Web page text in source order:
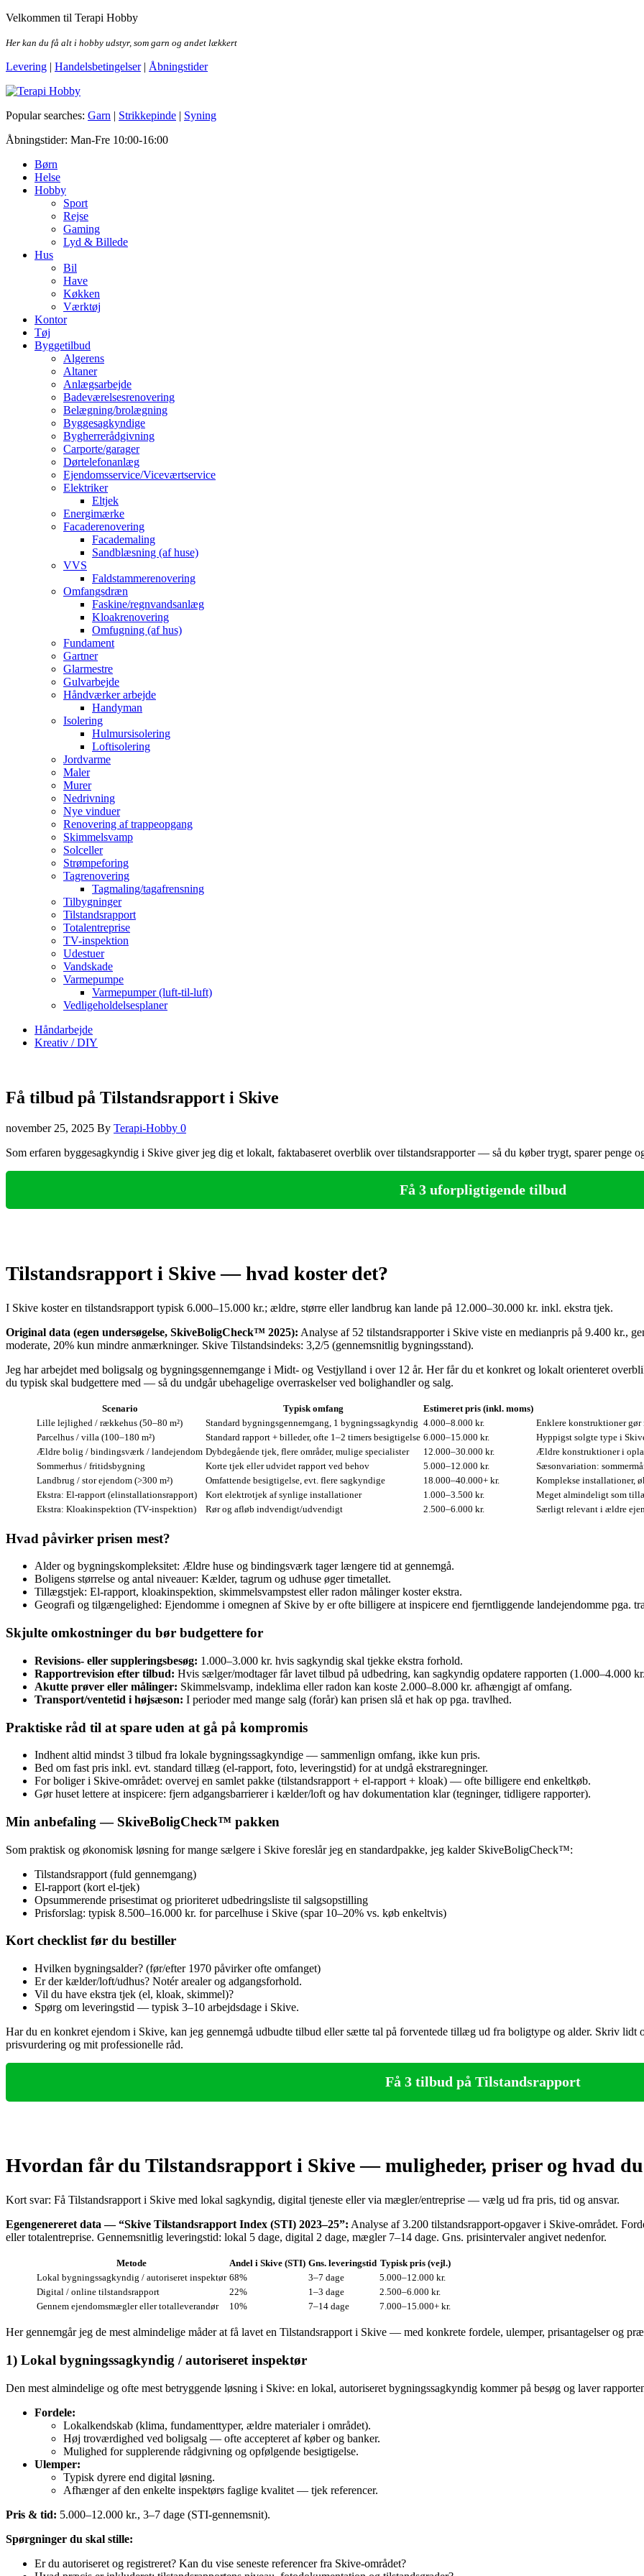
Skip
the
Velkommen til Terapi Hobby
Her kan du få alt i hobby udstyr, som garn og andet lækkert
Levering | Handelsbetingelser| Åbningstider
Terapi Hobby
Popular searches: Garn | Strikkepinde | Syning
Åbningstider: Man-Fre 10:00-16:00
Børn
Helse
Hobby
Sport
Rejse
Gaming
Lyd & Billede
Hus
Bil
Have
Køkken
Værktøj
Kontor
Tøj
Byggetilbud
Algerens
Altaner
Anlægsarbejde
Badeværelsesrenovering
Belægning/brolægning
Byggesagkyndige
Bygherrerådgivning
Carporte/garager
Dørtelefonanlæg
Ejendomsservice/Viceværtservice
Elektriker
Eltjek
Energimærke
Facaderenovering
Facademaling
Sandblæsning (af huse)
VVS
Faldstammerenovering
Omfangsdræn
Faskine/regnvandsanlæg
Kloakrenovering
Omfugning (af hus)
Fundament
Gartner
Glarmestre
Gulvarbejde
Håndværker arbejde
Handyman
Isolering
Hulmursisolering
Loftisolering
Jordvarme
Maler
Murer
Nedrivning
Nye vinduer
Renovering af trappeopgang
Skimmelsvamp
Solceller
Strømpeforing
Tagrenovering
Tagmaling/tagafrensning
Tilbygninger
Tilstandsrapport
Totalentreprise
TV-inspektion
Udestuer
Vandskade
Varmepumpe
Varmepumper (luft-til-luft)
Vedligeholdelsesplaner
Håndarbejde
Kreativ / DIY
Få tilbud på Tilstandsrapport i Skive
november 25, 2025 By Terapi-Hobby 0
Som erfaren byggesagkyndig i Skive giver jeg dig et lokalt, faktabaseret overblik over tilstandsrapporter — så du køber trygt, sparer penge
Få 3 uforpligtigende tilbud
Tilstandsrapport i Skive — hvad koster det?
I Skive koster en tilstandsrapport typisk 6.000–15.000 kr.; ældre, større eller landbrug kan lande på 12.000–30.000 kr. inkl. ekstra tjek.
Original data (egen undersøgelse, SkiveBoligCheck™ 2025): Analyse af 52 tilstandsrapporter i Skive viste en medianpris på 9.400 kr.,
moderate, 20% kun mindre anmærkninger. Skive Tilstandsindeks: 3,2/5 (gennemsnitlig bygningsstand).
Jeg har arbejdet med boligsalg og bygningsgennemgange i Midt- og Vestjylland i over 12 år. Her får du et konkret og lokalt orienteret
du typisk skal budgettere med — så du undgår ubehagelige overraskelser ved bolighandler og salg.
Scenario Typisk omfang
Estimeret pris (inkl. moms)
Lille lejlighed / rækkehus (50–80 m²)
Standard bygningsgennemgang, 1 bygningssagkyndig 4.000–8.000 kr.
Enklere konstruktioner
Parcelhus / villa (100–180 m²)
Standard rapport + billeder, ofte 1–2 timers besigtigelse 6.000–15.000 kr.
Hyppigst solgte type i
Ældre bolig / bindingsværk / landejendom Dybdegående tjek, flere områder, mulige specialister 12.000–30.000 kr.
Ældre konstruktioner i
Sommerhus / fritidsbygning
Korte tjek eller udvidet rapport ved behov 5.000–12.000 kr.
Sæsonvariation:
Landbrug / stor ejendom (>300 m²)
Omfattende besigtigelse, evt. flere sagkyndige 18.000–40.000+ kr.
Komplekse installationer,
Ekstra: El‑rapport (elinstallationsrapport)
Kort elektrotjek af synlige installationer 1.000–3.500 kr.
Meget almindeligt som
Ekstra: Kloakinspektion (TV‑inspektion)
Rør og afløb indvendigt/udvendigt 2.500–6.000 kr. Særligt relevant i ældre
Hvad påvirker prisen mest?
Alder og bygningskompleksitet: Ældre huse og bindingsværk tager længere tid at gennemgå.
Boligens størrelse og antal niveauer: Kælder, tagrum og udhuse øger timetallet.
Tillægstjek: El‑rapport, kloakinspektion, skimmelsvampstest eller radon målinger koster ekstra.
Geografi og tilgængelighed: Ejendomme i omegnen af Skive by er ofte billigere at inspicere end fjerntliggende landejendomme pga.
Skjulte omkostninger du bør budgettere for
Revisions- eller suppleringsbesøg: 1.000–3.000 kr. hvis sagkyndig skal tjekke ekstra forhold.
Rapportrevision efter tilbud: Hvis sælger/modtager får lavet tilbud på udbedring, kan sagkyndig opdatere rapporten (1.000–4.000
Akutte prøver eller målinger: Skimmelsvamp, indeklima eller radon kan koste 2.000–8.000 kr. afhængigt af omfang.
Transport/ventetid i højsæson: I perioder med mange salg (forår) kan prisen slå et hak op pga. travlhed.
Praktiske råd til at spare uden at gå på kompromis
Indhent altid mindst 3 tilbud fra lokale bygningssagkyndige — sammenlign omfang, ikke kun pris.
Bed om fast pris inkl. evt. standard tillæg (el‑rapport, foto, leveringstid) for at undgå ekstraregninger.
For boliger i Skive-området: overvej en samlet pakke (tilstandsrapport + el‑rapport + kloak) — ofte billigere end enkeltkøb.
Gør huset lettere at inspicere: fjern adgangsbarrierer i kælder/loft og hav dokumentation klar (tegninger, tidligere rapporter).
Min anbefaling — SkiveBoligCheck™ pakken
Som praktisk og økonomisk løsning for mange sælgere i Skive foreslår jeg en standardpakke, jeg kalder SkiveBoligCheck™:
Tilstandsrapport (fuld gennemgang)
El‑rapport (kort el‑tjek)
Opsummerende prisestimat og prioriteret udbedringsliste til salgsopstilling
Prisforslag: typisk 8.500–16.000 kr. for parcelhuse i Skive (spar 10–20% vs. køb enkeltvis)
Kort checklist før du bestiller
Hvilken bygningsalder? (før/efter 1970 påvirker ofte omfanget)
Er der kælder/loft/udhus? Notér arealer og adgangsforhold.
Vil du have ekstra tjek (el, kloak, skimmel)?
Spørg om leveringstid — typisk 3–10 arbejdsdage i Skive.
Har du en konkret ejendom i Skive, kan jeg gennemgå udbudte tilbud eller sætte tal på forventede tillæg ud fra boligtype og alder. Skriv lidt
prisvurdering og mit professionelle råd.
Få 3 tilbud på Tilstandsrapport
Hvordan får du Tilstandsrapport i Skive — muligheder, priser og hvad
Kort svar: Få Tilstandsrapport i Skive med lokal sagkyndig, digital tjeneste eller via mægler/entreprise — vælg ud fra pris, tid og ansvar.
Egengenereret data — “Skive Tilstandsrapport Index (STI) 2023–25”: Analyse af 3.200 tilstandsrapport‑opgaver i Skive-området.
eller totalentreprise. Gennemsnitlig leveringstid: lokal 5 dage, digital 2 dage, mægler 7–14 dage. Gns. prisintervaler angivet nedenfor.
Metode Andel i Skive (STI) Gns. leveringstid Typisk pris (vejl.)
Lokal bygningssagkyndig / autoriseret inspektør 68% 3–7 dage
5.000–12.000 kr.
Digital / online tilstandsrapport
22% 1–3 dage
2.500–6.000 kr.
Gennem ejendomsmægler eller totalleverandør
10% 7–14 dage 7.000–15.000+ kr.
Her gennemgår jeg de mest almindelige måder at få lavet en Tilstandsrapport i Skive — med konkrete fordele, ulemper, prisantagelser og
1) Lokal bygningssagkyndig / autoriseret inspektør
Den mest almindelige og ofte mest betryggende løsning i Skive: en lokal, autoriseret bygningssagkyndig kommer på besøg og laver
Fordele:
Lokalkendskab (klima, fundamenttyper, ældre materialer i området).
Høj troværdighed ved boligsalg — ofte accepteret af køber og banker.
Mulighed for supplerende rådgivning og opfølgende besigtigelse.
Ulemper:
Typisk dyrere end digital løsning.
Afhænger af den enkelte inspektørs faglige kvalitet — tjek referencer.
Pris & tid: 5.000–12.000 kr., 3–7 dage (STI-gennemsnit).
Spørgninger du skal stille:
Er du autoriseret og registreret? Kan du vise seneste referencer fra Skive‑området?